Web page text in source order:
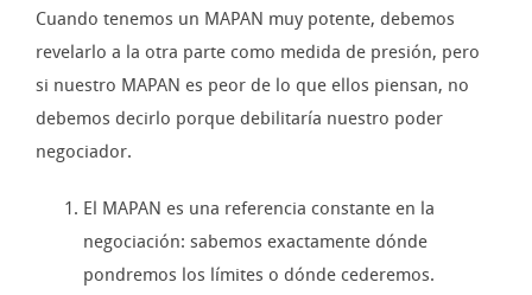
Cuando tenemos un MAPAN muy potente, debemos
revelarlo a la otra parte como medida de presión, pero
si nuestro MAPAN es peor de lo que ellos piensan, no
debemos decirlo porque debilitaría nuestro poder
negociador.
El MAPAN es una referencia constante en la
negociación: sabemos exactamente dónde
pondremos los límites o dónde cederemos.